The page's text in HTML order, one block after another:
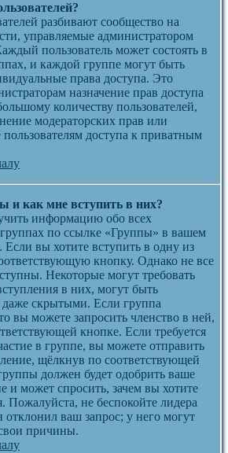
разбивают сообщество на
управляемые администратором
пользователь может состоять в
и каждой группе могут быть
права доступа. Это
назначение прав доступа
количеству пользователей,
модераторских прав или
пользователям доступа к приватным
и как мне вступить в них?
информацию обо всех
по ссылке «Группы» в вашем
Если вы хотите вступить в одну из
кнопку. Однако не все
Некоторые могут требовать
в них, могут быть
скрытыми. Если группа
вы можете запросить членство в ней,
кнопке. Если требуется
в группе, вы можете отправить
щёлкнув по соответствующей
должен будет одобрить ваше
и может спросить, зачем вы хотите
Пожалуйста, не беспокойте лидера
отклонил ваш запрос; у него могут
причины.